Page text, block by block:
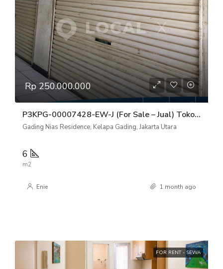
Rp 250.000.000
P3KPG-00007428-EW-J (For Sale – Jual) Toko/Kios Gading Nias Residence Chrysant Kelapa Gading, Jakarta Utara
Gading Nias Residence, Kelapa Gading, Jakarta Utara
6
m2
Enie 1 month ago
FOR RENT - SEWA